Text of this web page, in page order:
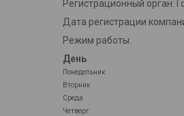
Регистрационный орган:
Дата регистрации
Режим работы:
День
Понедельник
Вторник
Среда
Четверг